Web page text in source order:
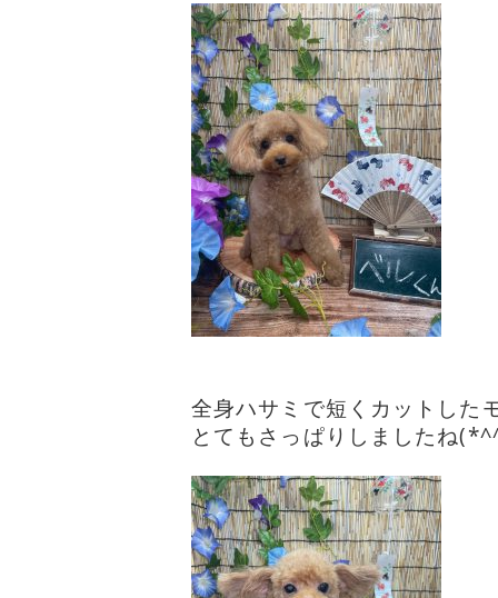
全身ハサミで短くカットし
とてもさっぱりしましたね